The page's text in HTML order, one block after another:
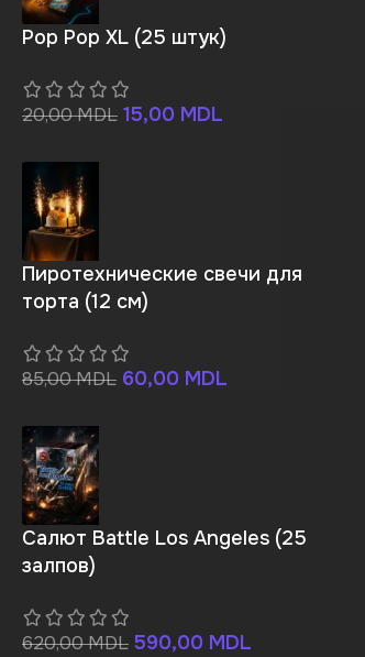
Pop Pop XL (25 штук)
20,00MDL 15,00 MDL
Пиротехнические свечи для
торта (12 см)
85,00MDL 60,00 MDL
Салют Battle Los Angeles (25
залпов)
620,00MDL 590,00 MDL